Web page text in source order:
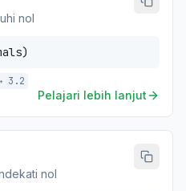
nol
3.2
Pelajari lebih lanjut
nol